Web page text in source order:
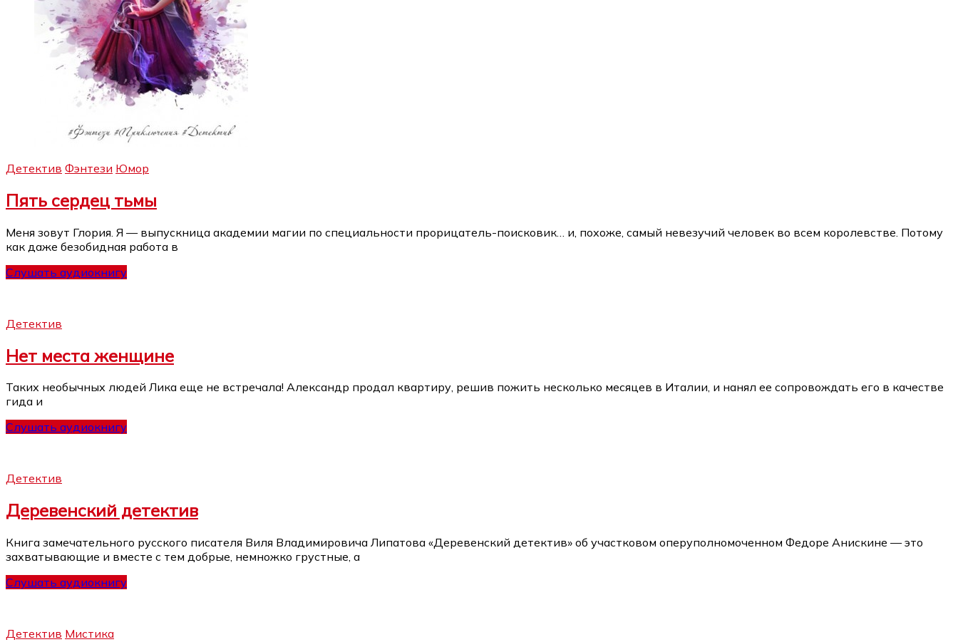
Детектив Фэнтези Юмор
Пять сердец тьмы
Меня зовут Глория. Я — выпускница академии магии по специальности прорицатель-поисковик… и, похоже, самый невезучий человек во всем королевстве. Потому
как даже безобидная работа в
Слушать аудиокнигу
Детектив
Нет места женщине
Таких необычных людей Лика еще не встречала! Александр продал квартиру, решив пожить несколько месяцев в Италии, и нанял ее сопровождать его в качестве
гида и
Слушать аудиокнигу
Детектив
Деревенский детектив
Книга замечательного русского писателя Виля Владимировича Липатова «Деревенский детектив» об участковом оперуполномоченном Федоре Анискине — это
захватывающие и вместе с тем добрые, немножко грустные, а
Слушать аудиокнигу
Детектив Мистика